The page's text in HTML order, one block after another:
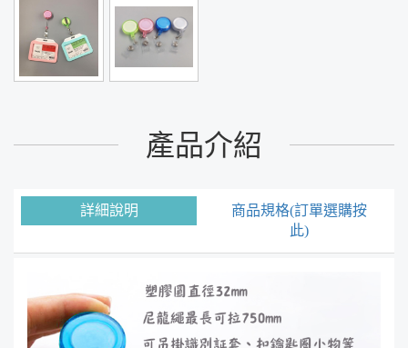
產品介紹
詳細說明
商品規格(訂單選購按
此)